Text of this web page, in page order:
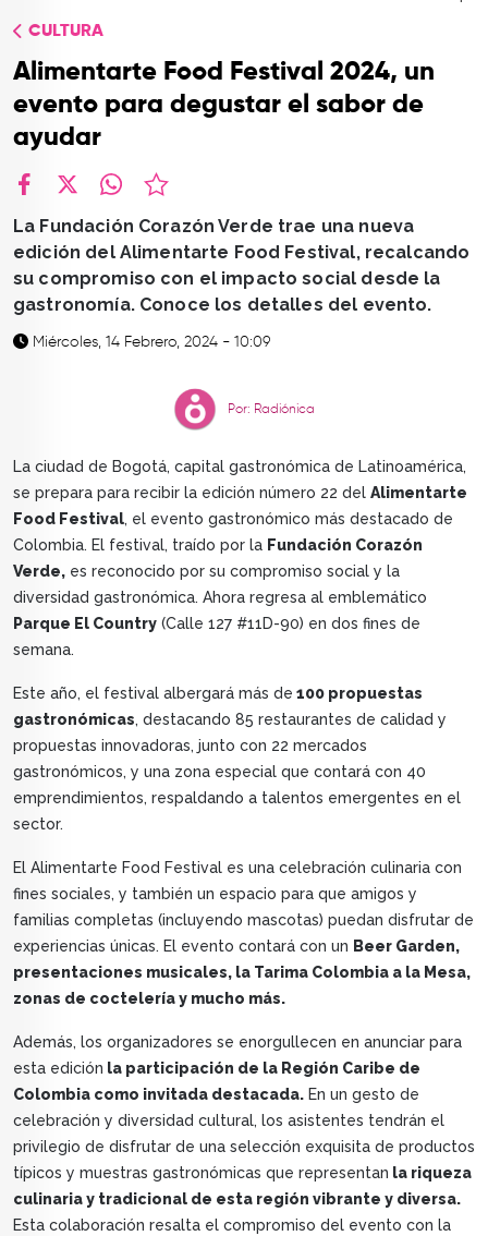
CONTACTO
CULTURA
Alimentarte Food Festival 2024, un
evento para degustar el sabor de
ayudar
La Fundación Corazón Verde trae una nueva
edición del Alimentarte Food Festival, recalcando
su compromiso con el impacto social desde la
gastronomía. Conoce los detalles del evento.
Miércoles, 14 Febrero, 2024 - 10:09
Por: Radiónica
La ciudad de Bogotá, capital gastronómica de Latinoamérica,
se prepara para recibir la edición número 22 del Alimentarte
Food Festival, el evento gastronómico más destacado de
Colombia. El festival, traído por la Fundación Corazón
Verde, es reconocido por su compromiso social y la
diversidad gastronómica. Ahora regresa al emblemático
Parque El Country (Calle 127 #11D-90) en dos fines de
semana.
Este año, el festival albergará más de 100 propuestas
gastronómicas, destacando 85 restaurantes de calidad y
propuestas innovadoras, junto con 22 mercados
gastronómicos, y una zona especial que contará con 40
emprendimientos, respaldando a talentos emergentes en el
sector.
El Alimentarte Food Festival es una celebración culinaria con
fines sociales, y también un espacio para que amigos y
familias completas (incluyendo mascotas) puedan disfrutar de
experiencias únicas. El evento contará con un Beer Garden,
presentaciones musicales, la Tarima Colombia a la Mesa,
zonas de coctelería y mucho más.
Además, los organizadores se enorgullecen en anunciar para
esta edición la participación de la Región Caribe de
Colombia como invitada destacada. En un gesto de
celebración y diversidad cultural, los asistentes tendrán el
privilegio de disfrutar de una selección exquisita de productos
típicos y muestras gastronómicas que representan la riqueza
culinaria y tradicional de esta región vibrante y diversa.
Esta colaboración resalta el compromiso del evento con la